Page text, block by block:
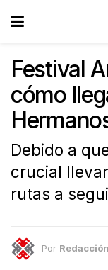
Festival
cómo
Debido a
crucial
rutas a
Por